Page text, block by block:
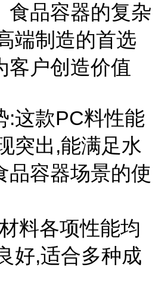
食品容器的复杂
端制造的首选
客户创造价值
:这款PC料性能
突出,能满足水
品容器场景的使
料各项性能均
好,适合多种成